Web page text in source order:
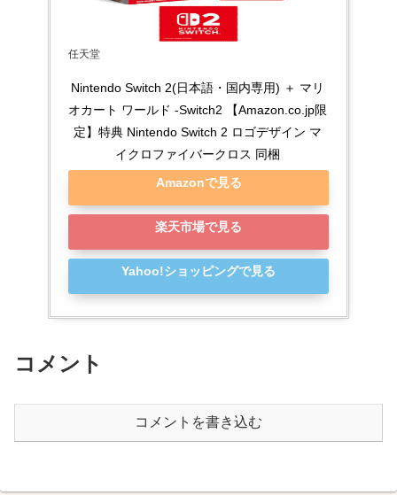
任天堂
Nintendo Switch 2(日本語・国内専用) ＋ マリ
オカート ワールド -Switch2 【Amazon.co.jp限
定】特典 Nintendo Switch 2 ロゴデザイン マ
イクロファイバークロス 同梱
Amazonで見る
楽天市場で見る
Yahoo!ショッピングで見る
コメント
コメントを書き込む